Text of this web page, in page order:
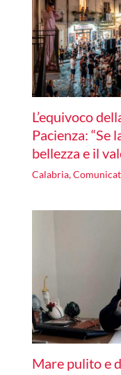
L’equivoco
Pacienza: “Se
bellezza e il
Calabria,
Mare pulito e